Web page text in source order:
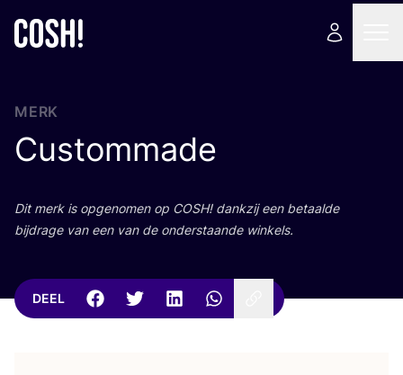
MERK
Custommade
Dit merk is opge­no­men op COSH! dank­zij een betaal­de
bij­dra­ge van een van de onder­staan­de winkels.
DEEL